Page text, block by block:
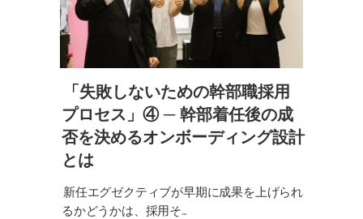
「失敗しないための幹部職採用
プロセス」④ ─ 幹部着任後の成
否を決めるオンボーディング設計
とは
新任エグゼクティブが早期に成果を上げられ
るかどうかは、採用そ...